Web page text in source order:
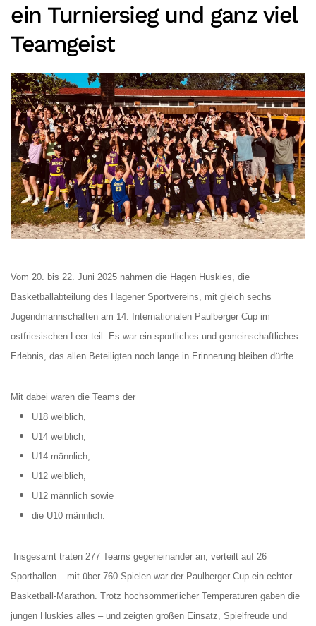
ein Turniersieg und ganz viel
Teamgeist
Vom 20. bis 22. Juni 2025 nahmen die Hagen Huskies, die
Basketballabteilung des Hagener Sportvereins, mit gleich sechs
Jugendmannschaften am 14. Internationalen Paulberger Cup im
ostfriesischen Leer teil. Es war ein sportliches und gemeinschaftliches
Erlebnis, das allen Beteiligten noch lange in Erinnerung bleiben dürfte.
Mit dabei waren die Teams der
U18 weiblich,
U14 weiblich,
U14 männlich,
U12 weiblich,
U12 männlich sowie
die U10 männlich.
Insgesamt traten 277 Teams gegeneinander an, verteilt auf 26
Sporthallen – mit über 760 Spielen war der Paulberger Cup ein echter
Basketball-Marathon. Trotz hochsommerlicher Temperaturen gaben die
jungen Huskies alles – und zeigten großen Einsatz, Spielfreude und